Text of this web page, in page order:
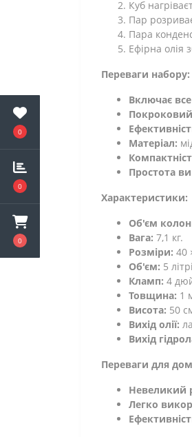
0
0
0
Куб
Пар
Пара
Ефірна олія
Переваги набору:
Включає
Матеріал:
Простота
Характеристики:
Об'єм
Вага: 7,1 кг.
Розміри: 40
Об'єм: 5
Кламп: 4
Товщина: 1
Висота: 50
Вихід олії:
Вихід
Переваги для
Невеликий
Легко